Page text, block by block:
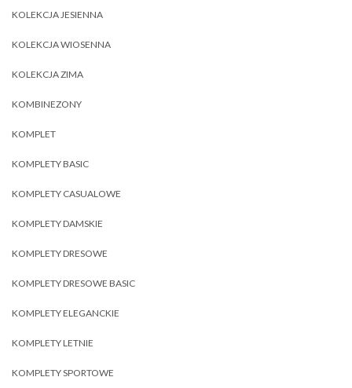
KOLEKCJA JESIENNA
KOLEKCJA WIOSENNA
KOLEKCJA ZIMA
KOMBINEZONY
KOMPLET
KOMPLETY BASIC
KOMPLETY CASUALOWE
KOMPLETY DAMSKIE
KOMPLETY DRESOWE
KOMPLETY DRESOWE BASIC
KOMPLETY ELEGANCKIE
KOMPLETY LETNIE
KOMPLETY SPORTOWE